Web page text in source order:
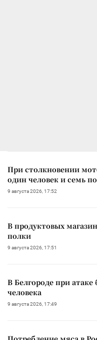
При столкновении
один человек и семь
9 августа 2026, 17:52
В продуктовых
полки
9 августа 2026, 17:51
В Белгороде при
человека
9 августа 2026, 17:49